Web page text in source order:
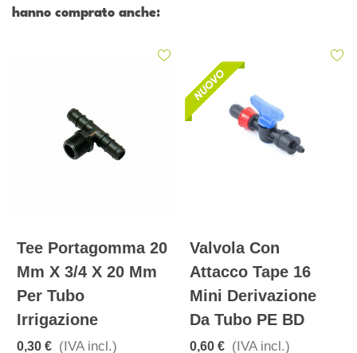
hanno comprato anche:
Tee Portagomma 20
Mm X 3/4 X 20 Mm
Per Tubo
Irrigazione
0,30 € (IVA incl.)
Valvola Con
Attacco Tape 16
Mini Derivazione
Da Tubo PE BD
0,60 € (IVA incl.)